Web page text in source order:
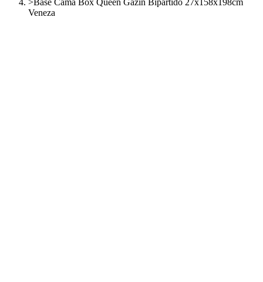
>Base Cama Box Queen Gazin Bipartido 27x158x198cm
Veneza